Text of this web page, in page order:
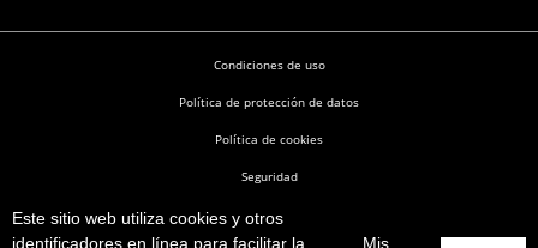
Este sitio web utiliza cookies y otros
identificadores en línea para facilitar la
Mis
Enfermería en Desarrollo © 2026
Condiciones de uso
Política de protección de datos
Política de cookies
Seguridad